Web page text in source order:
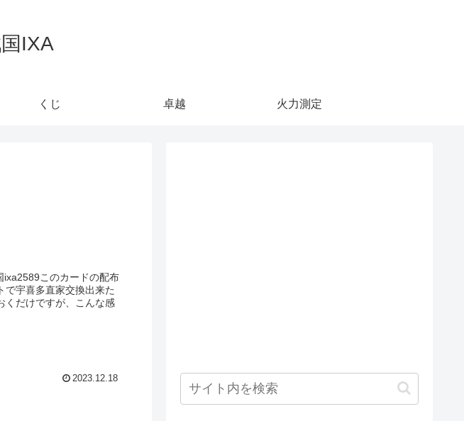
IXA
くじ 卓越 火力測定
ixa2589このカードの配布
で宇喜多直家交換出来た
くだけですが、こんな感
2023.12.18